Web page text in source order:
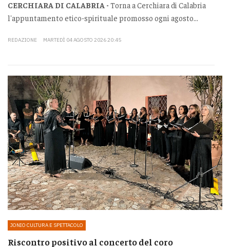
CERCHIARA DI CALABRIA - Torna a Cerchiara di Calabria
l'appuntamento etico-spirituale promosso ogni agosto...
REDAZIONE MARTEDÌ 04 AGOSTO 2026 20:45
JONIO CULTURA E SPETTACOLO
Riscontro positivo al concerto del coro